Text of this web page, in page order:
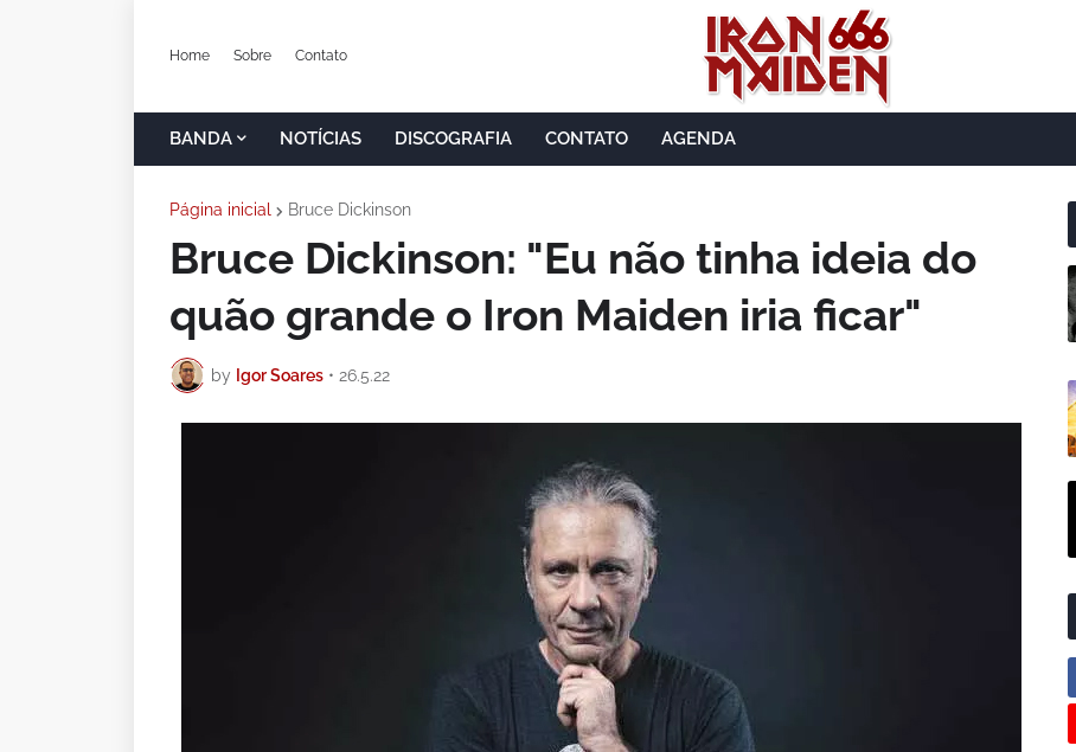
Home Sobre Contato
BANDA NOTÍCIAS DISCOGRAFIA CONTATO AGENDA
Página inicial Bruce Dickinson
Bruce Dickinson: "Eu não tinha ideia do
quão grande o Iron Maiden iria ficar"
by Igor Soares • 26.5.22